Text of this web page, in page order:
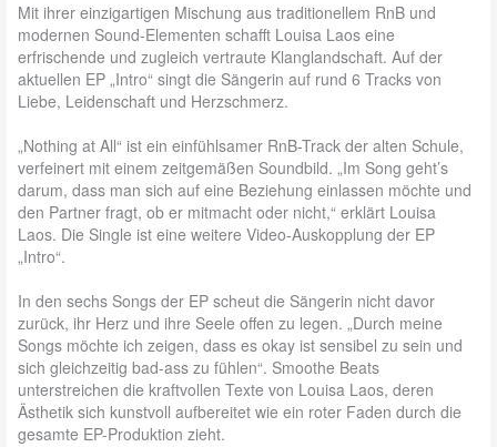
Mit ihrer einzigartigen Mischung aus traditionellem RnB und
modernen Sound-Elementen schafft Louisa Laos eine
erfrischende und zugleich vertraute Klanglandschaft. Auf der
aktuellen EP „Intro“ singt die Sängerin auf rund 6 Tracks von
Liebe, Leidenschaft und Herzschmerz.
„Nothing at All“ ist ein einfühlsamer RnB-Track der alten Schule,
verfeinert mit einem zeitgemäßen Soundbild. „Im Song geht’s
darum, dass man sich auf eine Beziehung einlassen möchte und
den Partner fragt, ob er mitmacht oder nicht,“ erklärt Louisa
Laos. Die Single ist eine weitere Video-Auskopplung der EP
„Intro“.
In den sechs Songs der EP scheut die Sängerin nicht davor
zurück, ihr Herz und ihre Seele offen zu legen. „Durch meine
Songs möchte ich zeigen, dass es okay ist sensibel zu sein und
sich gleichzeitig bad-ass zu fühlen“. Smoothe Beats
unterstreichen die kraftvollen Texte von Louisa Laos, deren
Ästhetik sich kunstvoll aufbereitet wie ein roter Faden durch die
gesamte EP-Produktion zieht.